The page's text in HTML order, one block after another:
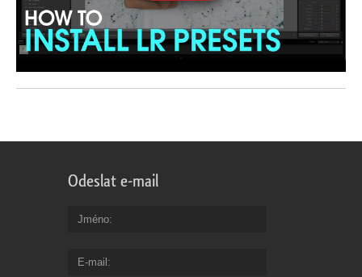
Odeslat e-mail
Jméno
E-mail